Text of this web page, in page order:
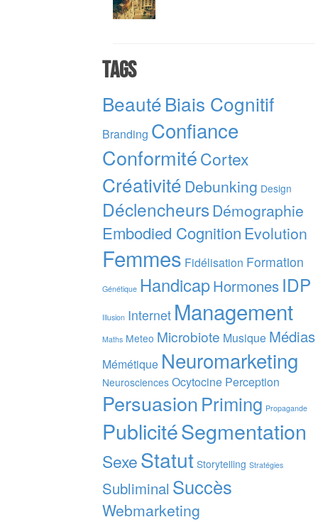
Tags
BeautéBiais Cognitif
Branding Confiance
ConformitéCortex
Créativité Debunking Design
Déclencheurs Démographie
Embodied Cognition Evolution
Femmes Fidélisation Formation
Génétique HandicapHormones IDP
Illusion Internet Management
Maths Meteo Microbiote Musique Médias
Mémétique Neuromarketing
Neurosciences Ocytocine Perception
PersuasionPriming Propagande
PublicitéSegmentation
SexeStatut Storytelling Stratégies
Subliminal Succès
Webmarketing